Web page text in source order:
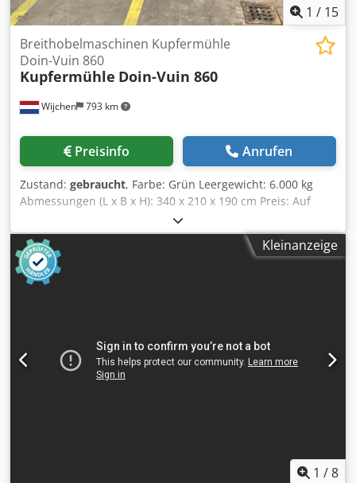
1 / 15
Wijchen 793 km
Breithobelmaschinen Kupfermühle
Doin-Vuin 860
Kupfermühle Doin-Vuin 860
Preisinfo Anrufen
Zustand: gebraucht, Farbe: Grün Leergewicht: 6.000 kg
Abmessungen (L x B x H): 340 x 210 x 190 cm Preis: Auf
Anfrage - Dokumentation verfügbar: Nein - CE-Zertifikat
vorhanden: Nein - Max. Arbeitsbreite: 860 - Max.
Arbeitshöhe: 200 - Messertyp: Standard - Zylinderanzahl
Höhenverstellung: 2 - Höhenverstellungsart: Manuell -
Vorschubgeschwindigkeit: Manuell - Min.
[V]: 400 - Transportmaße: 3400mm x 2100mm x 1900mm (l
x b x h) - Transportgewicht [kg]: 6000kg - Transportpakete
[Stk.]: 3 Finanzielle Informationen Mehrwertsteuer: Der
Kleinanzeige
1 /8